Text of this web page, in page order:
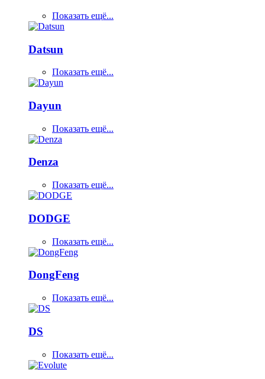
Показать ещё...
Datsun
Показать ещё...
Dayun
Показать ещё...
Denza
Показать ещё...
DODGE
Показать ещё...
DongFeng
Показать ещё...
DS
Показать ещё...